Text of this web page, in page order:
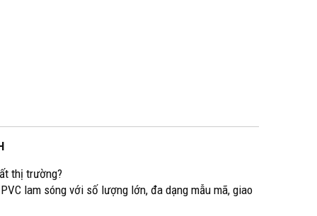
thị trường?
lam sóng với số lượng lớn, đa dạng mẫu mã, giao